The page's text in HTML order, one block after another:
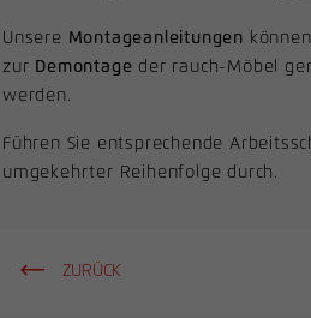
Unsere Montageanleitungen
zur Demontage der rauch-Möbel
werden.
Führen Sie entsprechende
umgekehrter Reihenfolge durch.
ZURÜCK